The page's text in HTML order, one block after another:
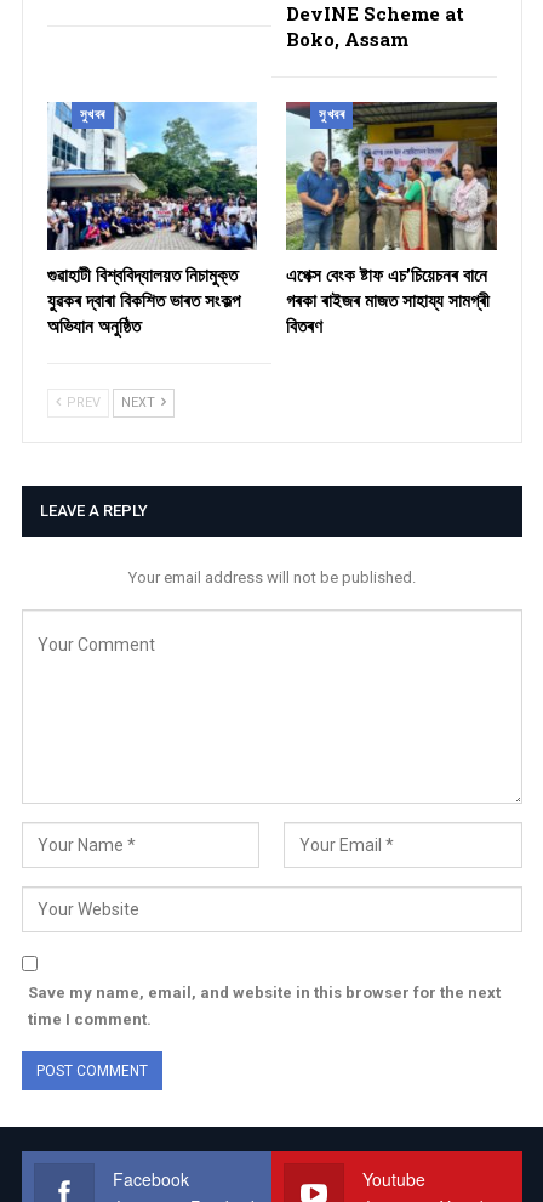
DevINE Scheme at
Boko, Assam
সুখবৰ
গুৱাহাটী বিশ্ববিদ্যালয়ত নিচামুক্ত
যুৱকৰ দ্বাৰা বিকশিত ভাৰত সংকল্প
অভিযান অনুষ্ঠিত
সুখবৰ
​এপেক্স বেংক ষ্টাফ এচ’চিয়েচনৰ বানে
গৰকা ৰাইজৰ মাজত সাহায্য সামগ্ৰী
বিতৰণ ​
PREV NEXT
LEAVE A REPLY
Your email address will not be published.
Save my name, email, and website in this browser for the next
time I comment.
Facebook Youtube